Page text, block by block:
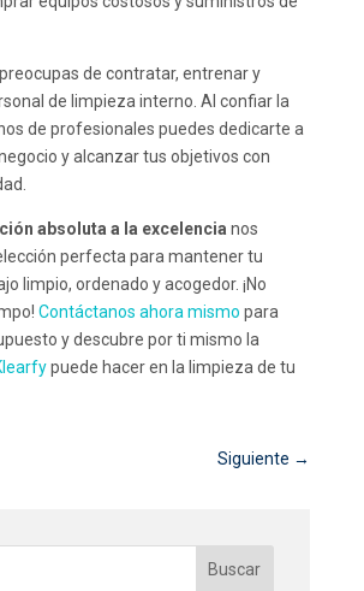
de contratar, entrenar y
de limpieza interno. Al confiar la
de profesionales puedes dedicarte a
y alcanzar tus objetivos con
absoluta a la excelencia nos
perfecta para mantener tu
limpio, ordenado y acogedor. ¡No
Contáctanos ahora mismo para
y descubre por ti mismo la
puede hacer en la limpieza de tu
Siguiente →
Buscar